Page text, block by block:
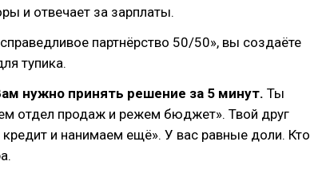
и отвечает за зарплаты.
партнёрство 50/50», вы создаёте
тупика.
нужно принять решение за 5 минут. Ты
отдел продаж и режем бюджет». Твой друг
кредит и нанимаем ещё». У вас равные доли. Кто